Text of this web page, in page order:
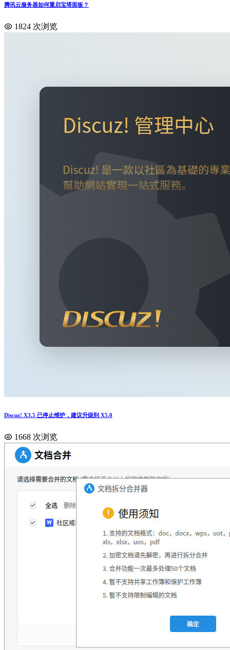
腾讯云服务器如何重启宝塔面板？
1824 次浏览
Discuz! X3.5 已停止维护，建议升级到 X5.0
1668 次浏览